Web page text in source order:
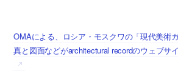
OMAによる、ロシア・モスクワの「現代美術
真と図面などがarchitectural recordのウェブサ